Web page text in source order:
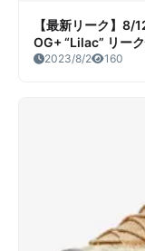
【最新リーク】
OG+ “Lilac” リー
2023/8/2 160